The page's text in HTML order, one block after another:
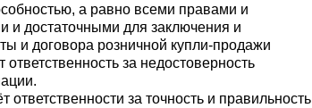
а равно всеми правами и
и достаточными для заключения и
и договора розничной купли-продажи
за недостоверность
ответственности за точность и правильность